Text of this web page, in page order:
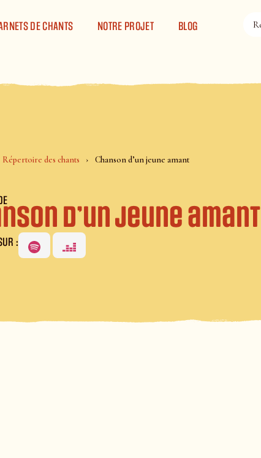
DE CHANTS NOTRE PROJET BLOG
Répertoire des chants Chanson d’un jeune amant
d’un jeune amant
: